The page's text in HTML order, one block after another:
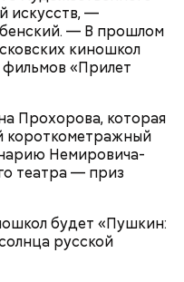
искусств, —
— В прошлом
киношкол
«Прилет
Прохорова, которая
короткометражный
Немировича-
театра — приз
будет «Пушкин:
русской
из старейших в
почти 22
в России после
на-Дону,
детеныши.